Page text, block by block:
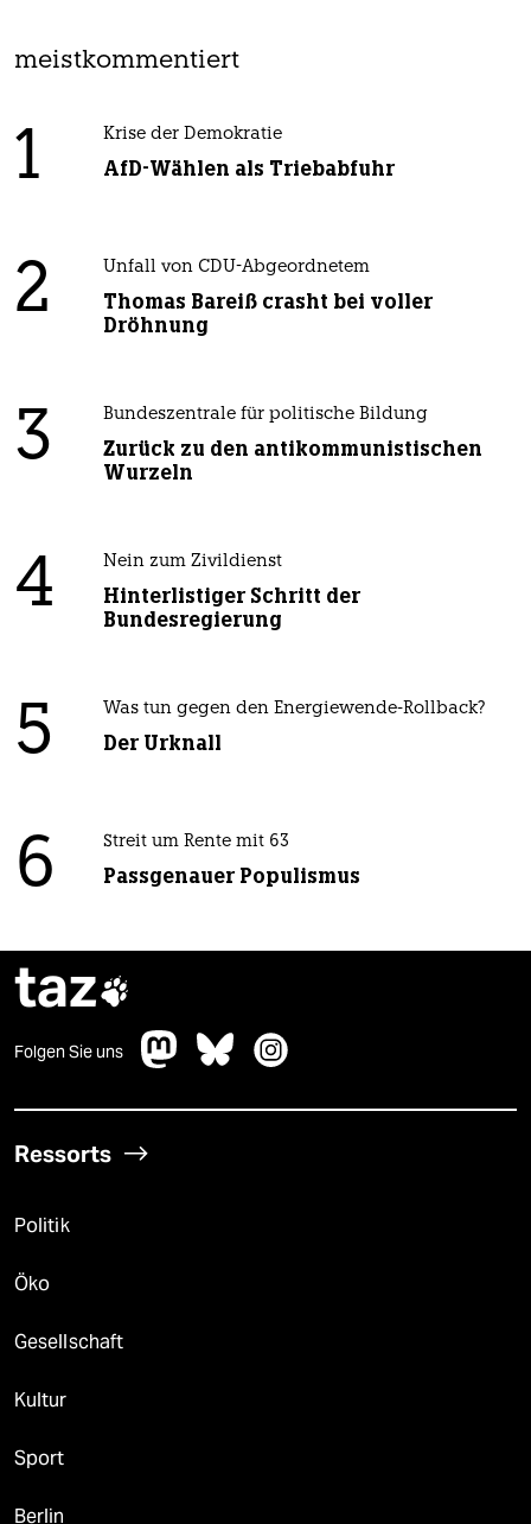
meistkommentiert
1 Krise der Demokratie
AfD-Wählen als Triebabfuhr
2 Unfall von CDU-Abgeordnetem
Thomas Bareiß crasht bei voller
Dröhnung
3 Bundeszentrale für politische Bildung
Zurück zu den antikommunistischen
Wurzeln
4 Nein zum Zivildienst
Hinterlistiger Schritt der
Bundesregierung
5 Was tun gegen den Energiewende-Rollback?
Der Urknall
6 Streit um Rente mit 63
Passgenauer Populismus
taz
Folgen Sie uns
Ressorts
Politik
Öko
Gesellschaft
Kultur
Sport
Berlin